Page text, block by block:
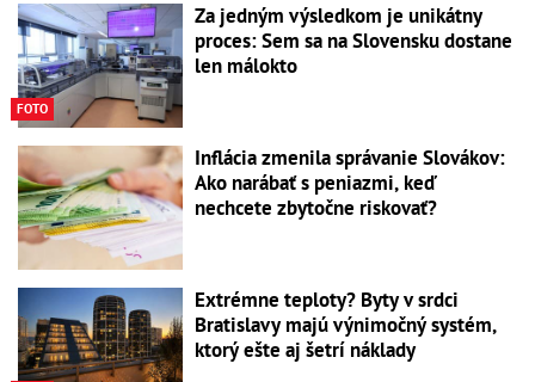
FOTO
Za jedným výsledkom je unikátny
proces: Sem sa na Slovensku dostane
len málokto
Inflácia zmenila správanie Slovákov:
Ako narábať s peniazmi, keď
nechcete zbytočne riskovať?
Extrémne teploty? Byty v srdci
Bratislavy majú výnimočný systém,
ktorý ešte aj šetrí náklady